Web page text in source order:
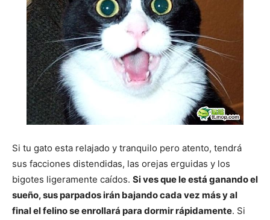
Si tu gato esta relajado y tranquilo pero atento, tendrá
sus facciones distendidas, las orejas erguidas y los
bigotes ligeramente caídos. Si ves que le está ganando el
sueño, sus parpados irán bajando cada vez más y al
final el felino se enrollará para dormir rápidamente. Si